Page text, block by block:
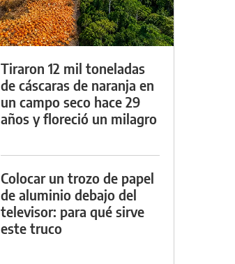
Tiraron 12 mil toneladas
de cáscaras de naranja en
un campo seco hace 29
años y floreció un milagro
Colocar un trozo de papel
de aluminio debajo del
televisor: para qué sirve
este truco